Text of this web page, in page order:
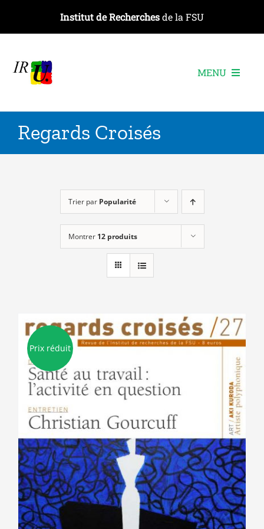
contenu
Institut de Recherchesde la FSU
MENU
Les recherches
Les événements
Regards Croisés
Trier par Popularité
Montrer 12 produits
Prix réduit